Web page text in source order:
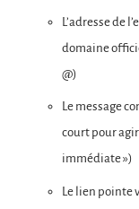
L’adresse de
domaine
@)
Le message
court pour agir
immédiate »)
Le lien pointe